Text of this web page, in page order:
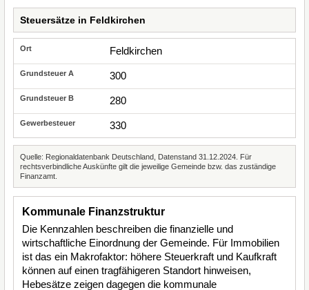
Steuersätze in Feldkirchen
Feldkirchen
300
280
330
Quelle: Regionaldatenbank Deutschland, Datenstand 31.12.2024. Für
rechtsverbindliche Auskünfte gilt die jeweilige Gemeinde bzw. das zuständige
Finanzamt.
Kommunale Finanzstruktur
Die Kennzahlen beschreiben die finanzielle und
wirtschaftliche Einordnung der Gemeinde. Für Immobilien
ist das ein Makrofaktor: höhere Steuerkraft und Kaufkraft
können auf einen tragfähigeren Standort hinweisen,
Hebesätze zeigen dagegen die kommunale